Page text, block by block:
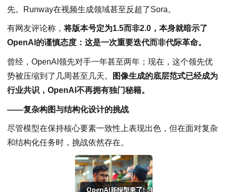
先。Runway在视频生成领域甚至反超了Sora。
有网友评论称，将版本号定为1.5而非2.0，本身就暗示了
OpenAI的谨慎态度：这是一次重要迭代而非代际革命。
曾经，OpenAI领先对手一年甚至两年；现在，这个领先优
势被压缩到了几周甚至几天。
图像生成的底层范式已经成为
行业共识，OpenAI不再拥有独门秘籍。
——复杂构图与结构化设计的挑战
尽管模型在保持核心要素一致性上表现出色，但在面对复杂
和结构化任务时，挑战依然存在。